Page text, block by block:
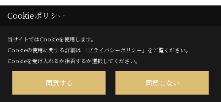
＜営業時間＞9:00～18:00
Copyright (c) Takeshiba.co,.Ltd. All Rights Reserved.
Cookieポリシー
当サイトではCookieを使用します。
Cookieの使用に関する詳細は 「プライバシーポリシー 」をご覧ください。
Cookieを受け入れるか拒否するか選択してください。
同意する 同意しない